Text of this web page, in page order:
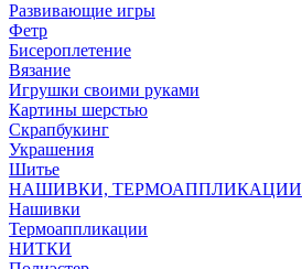
Развивающие игры
Фетр
Бисероплетение
Вязание
Игрушки своими руками
Картины шерстью
Скрапбукинг
Украшения
Шитье
НАШИВКИ, ТЕРМОАППЛИКАЦИИ
Нашивки
Термоаппликации
НИТКИ